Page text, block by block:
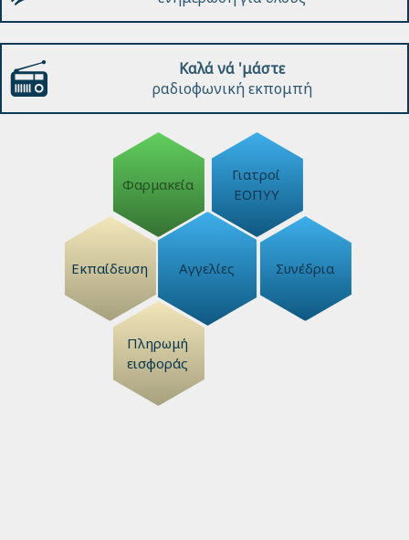
Καλά νά 'μάστε
ραδιοφωνική εκπομπή
Φαρμακεία
Γιατροί
ΕΟΠΥΥ
Εκπαίδευση Αγγελίες Συνέδρια
Πληρωμή
εισφοράς